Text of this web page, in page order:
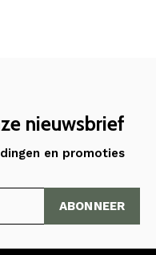
nieuwsbrief
en promoties
ABONNEER